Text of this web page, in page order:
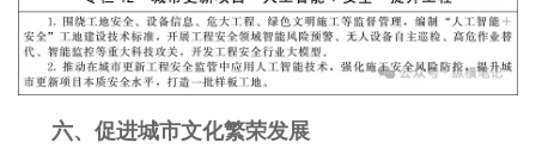
六、促进城市文化繁荣发展